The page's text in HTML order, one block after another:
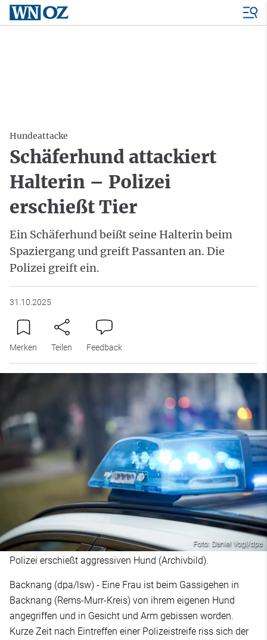
Hundeattacke
Schäferhund attackiert
Halterin – Polizei
erschießt Tier
Ein Schäferhund beißt seine Halterin beim
Spaziergang und greift Passanten an. Die
Polizei greift ein.
31.10.2025
Merken Teilen Feedback
Foto: Daniel Vogl/dpa
Polizei erschießt aggressiven Hund (Archivbild).
Backnang (dpa/lsw) - Eine Frau ist beim Gassigehen in
Backnang (Rems-Murr-Kreis) von ihrem eigenen Hund
angegriffen und in Gesicht und Arm gebissen worden.
Kurze Zeit nach Eintreffen einer Polizeistreife riss sich der